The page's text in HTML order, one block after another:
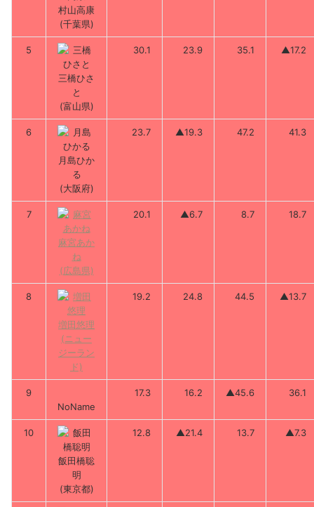
村山高康
(千葉県)
5
三橋ひさ
と
(富山県)
30.1 23.9 35.1 ▲17.2
6
月島ひか
る
(大阪府)
23.7 ▲19.3 47.2 41.3
7
麻宮あか
ね
(広島県)
20.1 ▲6.7 8.7 18.7
8
増田悠理
(ニュー
ジーラン
ド)
19.2 24.8 44.5 ▲13.7
9
NoName
17.3 16.2 ▲45.6 36.1
10
飯田橋聡
明
(東京都)
12.8 ▲21.4 13.7 ▲7.3